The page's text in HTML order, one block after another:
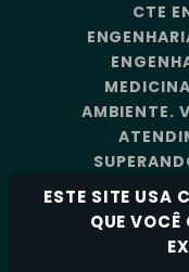
CTE
AMBIENTE.
CONTA
ESTE SITE USA
QUE